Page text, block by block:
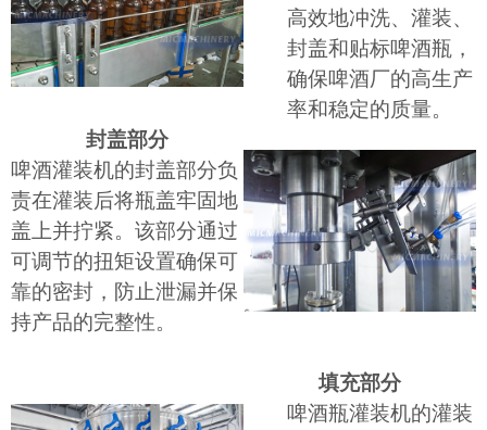
高效地冲洗、灌装、
封盖和贴标啤酒瓶，
确保啤酒厂的高生产
率和稳定的质量。
封盖部分
啤酒灌装机的封盖部分负
责在灌装后将瓶盖牢固地
盖上并拧紧。该部分通过
可调节的扭矩设置确保可
靠的密封，防止泄漏并保
持产品的完整性。
填充部分
啤酒瓶灌装机的灌装